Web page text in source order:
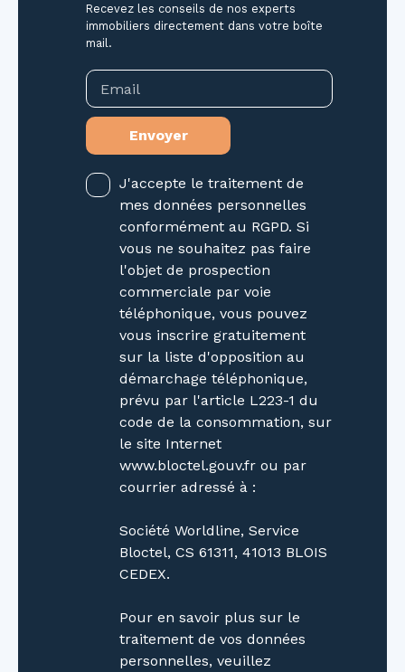
Recevez les conseils de nos experts
immobiliers directement dans votre boîte
mail.
Email
Envoyer
J'accepte le traitement de
mes données personnelles
conformément au RGPD. Si
vous ne souhaitez pas faire
l'objet de prospection
commerciale par voie
téléphonique, vous pouvez
vous inscrire gratuitement
sur la liste d'opposition au
démarchage téléphonique,
prévu par l'article L223-1 du
code de la consommation, sur
le site Internet
www.bloctel.gouv.fr ou par
courrier adressé à :
Société Worldline, Service
Bloctel, CS 61311, 41013 BLOIS
CEDEX.
Pour en savoir plus sur le
traitement de vos données
personnelles, veuillez